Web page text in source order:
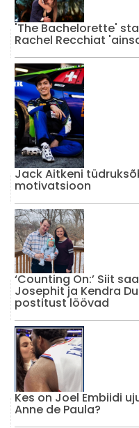
'The Bachelorette'
Rachel Recchiat
Jack Aitkeni
motivatsioon
‘Counting On:’ Siit
Josephit ja Kendra
postitust löövad
Kes on Joel Embiidi
Anne de Paula?